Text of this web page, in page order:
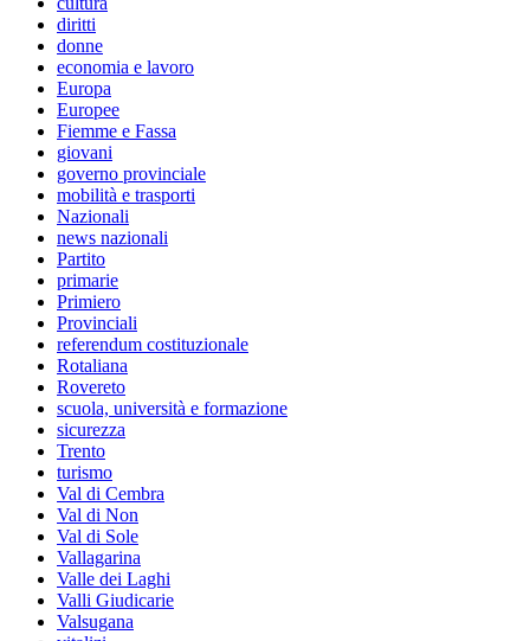
diritti
donne
economia e lavoro
Europa
Europee
Fiemme e Fassa
giovani
governo provinciale
mobilità e trasporti
Nazionali
news nazionali
Partito
primarie
Primiero
Provinciali
referendum costituzionale
Rotaliana
Rovereto
scuola, università e formazione
sicurezza
Trento
turismo
Val di Cembra
Val di Non
Val di Sole
Vallagarina
Valle dei Laghi
Valli Giudicarie
Valsugana